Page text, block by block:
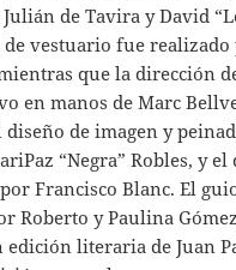
de Tavira y David
de vestuario fue realizado
que la dirección
en manos de Marc
diseño de imagen y
“Negra” Robles, y el
Francisco Blanc. El
Roberto y Paulina Gómez
edición literaria de Juan